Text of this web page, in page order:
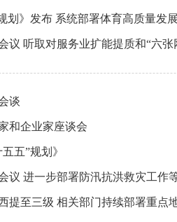
划》发布 系统部署体育高质量发展
取对服务业扩能提质和“六张网”规划建
谈
和企业家座谈会
五”规划》
议 进一步部署防汛抗洪救灾工作
至三级 相关部门持续部署重点地区